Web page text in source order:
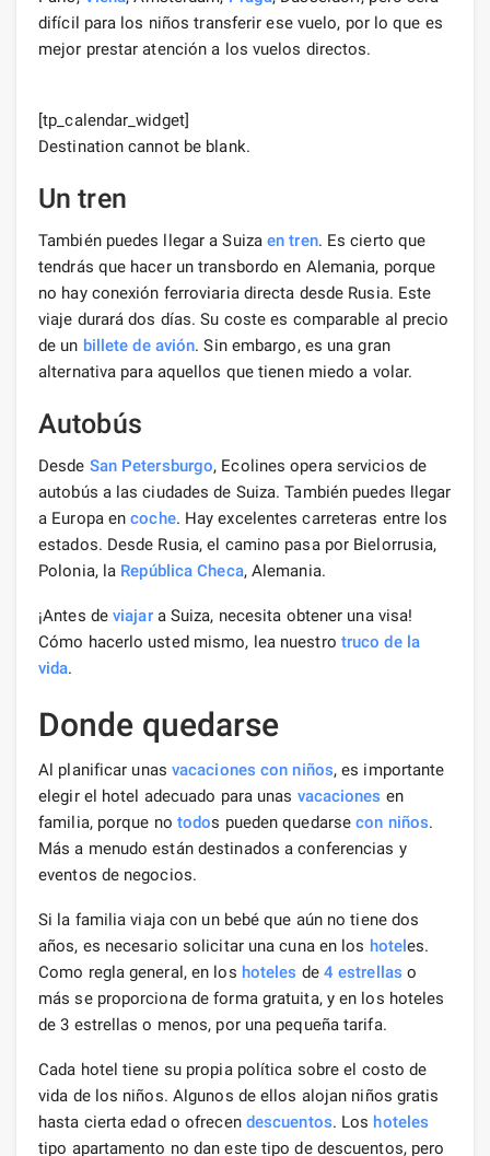
difícil para los niños transferir ese vuelo, por lo que es
mejor prestar atención a los vuelos directos.
[tp_calendar_widget]
Destination cannot be blank.
Un tren
También puedes llegar a Suiza en tren. Es cierto que
tendrás que hacer un transbordo en Alemania, porque
no hay conexión ferroviaria directa desde Rusia. Este
viaje durará dos días. Su coste es comparable al precio
de un billete de avión. Sin embargo, es una gran
alternativa para aquellos que tienen miedo a volar.
Autobús
Desde San Petersburgo, Ecolines opera servicios de
autobús a las ciudades de Suiza. También puedes llegar
a Europa encoche. Hay excelentes carreteras entre los
estados. Desde Rusia, el camino pasa por Bielorrusia,
Polonia, la República Checa, Alemania.
¡Antes de viajara Suiza, necesita obtener una visa!
Cómo hacerlo usted mismo, lea nuestro truco de la
vida.
Donde quedarse
Al planificar unas vacaciones con niños, es importante
elegir el hotel adecuado para unas vacaciones en
familia, porque no todos pueden quedarsecon niños.
Más a menudo están destinados a conferencias y
eventos de negocios.
Si la familia viaja con un bebé que aún no tiene dos
años, es necesario solicitar una cuna en los hoteles.
Como regla general, en los hoteles de 4 estrellas o
más se proporciona de forma gratuita, y en los hoteles
de 3 estrellas o menos, por una pequeña tarifa.
Cada hotel tiene su propia política sobre el costo de
vida de los niños. Algunos de ellos alojan niños gratis
hasta cierta edad o ofrecen descuentos. Los hoteles
tipo apartamento no dan este tipo de descuentos, pero